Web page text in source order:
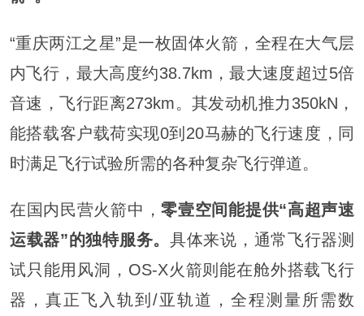
“重庆两江之星”是一枚固体火箭，全程在大气层
内飞行，最大高度约38.7km，最大速度超过5倍
音速，飞行距离273km。其发动机推力350kN，
能搭载客户载荷实现0到20马赫的飞行速度，同
时满足飞行试验所需的各种复杂飞行弹道。
在国内民营火箭中，零壹空间能提供“高超声速
运载器”的独特服务。 具体来说，通常飞行器测
试只能用风洞，OS-X火箭则能在舱外搭载飞行
器，真正飞入轨到/亚轨道，全程测量所需数